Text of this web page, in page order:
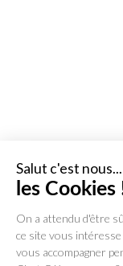
Salut c'est nous...
les Cookies
On a attendu d'être
ce site vous
vous accompagner